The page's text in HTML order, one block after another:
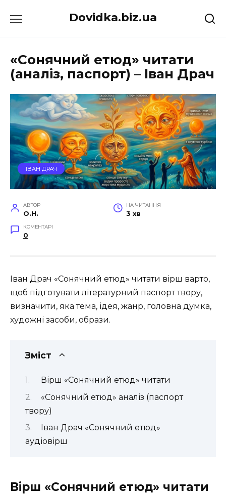
до
Dovidka.biz.ua
«Сонячний етюд» читати
(аналіз, паспорт) – Іван Драч
ІВАН ДРАЧ
АВТОР
O.H.
НА ЧИТАННЯ
3 хв
КОМЕНТАРІ
0
Іван Драч «Сонячний етюд» читати вірш варто,
щоб підготувати літературний паспорт твору,
визначити, яка тема, ідея, жанр, головна думка,
художні засоби, образи.
Зміст
Вірш «Сонячний етюд» читати
«Сонячний етюд» аналіз (паспорт
твору)
Іван Драч «Сонячний етюд»
аудіовірш
Вірш «Сонячний етюд» читати